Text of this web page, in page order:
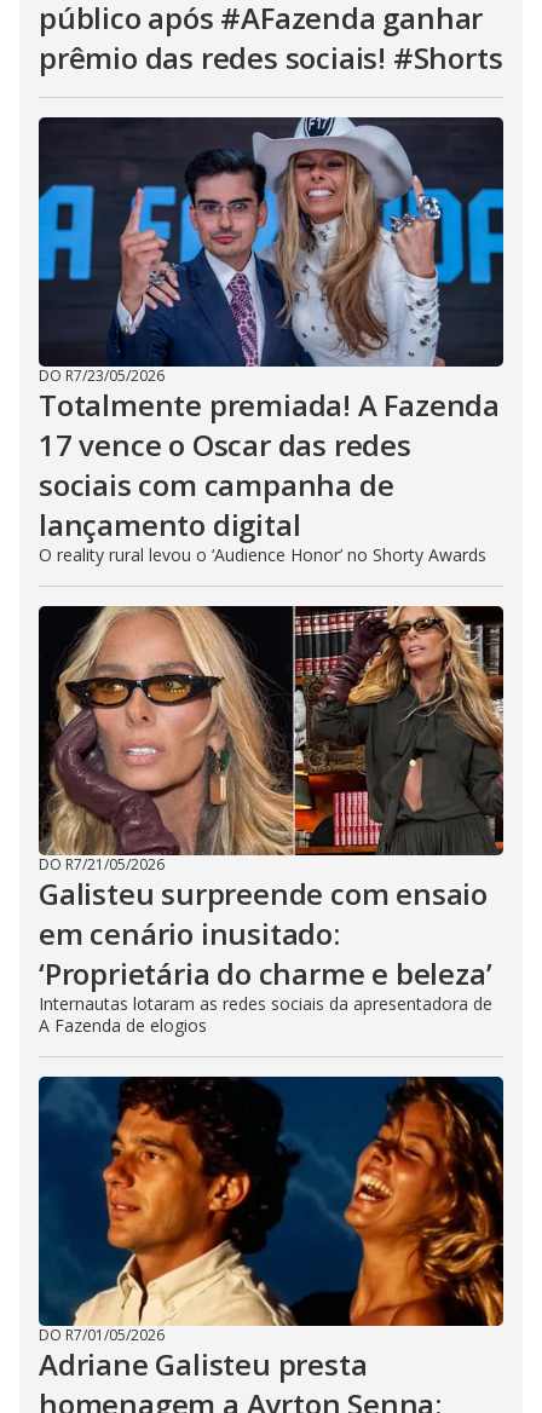
público após #AFazenda ganhar
prêmio das redes sociais! #Shorts
DO R7/23/05/2026
Totalmente premiada! A Fazenda
17 vence o Oscar das redes
sociais com campanha de
lançamento digital
O reality rural levou o ‘Audience Honor’ no Shorty Awards
DO R7/21/05/2026
Galisteu surpreende com ensaio
em cenário inusitado:
‘Proprietária do charme e beleza’
Internautas lotaram as redes sociais da apresentadora de
A Fazenda de elogios
DO R7/01/05/2026
Adriane Galisteu presta
homenagem a Ayrton Senna: